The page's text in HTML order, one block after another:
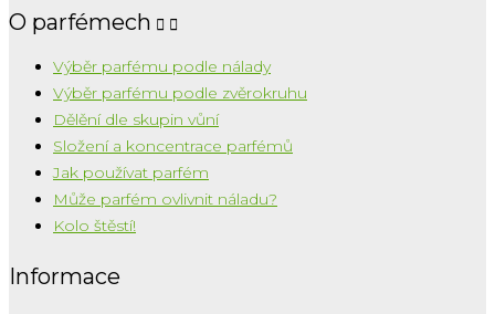
O parfémech  
Výběr parfému podle nálady
Výběr parfému podle zvěrokruhu
Dělění dle skupin vůní
Složení a koncentrace parfémů
Jak používat parfém
Může parfém ovlivnit náladu?
Kolo štěstí!
Informace